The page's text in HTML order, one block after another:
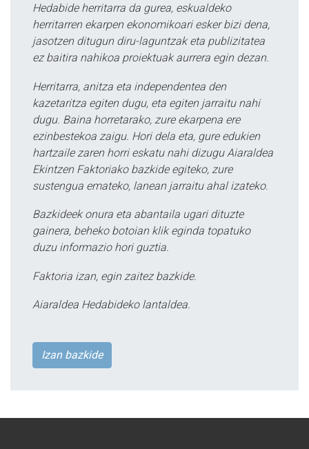
Hedabide herritarra da gurea, eskualdeko
herritarren ekarpen ekonomikoari esker bizi dena,
jasotzen ditugun diru-laguntzak eta publizitatea
ez baitira nahikoa proiektuak aurrera egin dezan.
Herritarra, anitza eta independentea den
kazetaritza egiten dugu, eta egiten jarraitu nahi
dugu. Baina horretarako, zure ekarpena ere
ezinbestekoa zaigu. Hori dela eta, gure edukien
hartzaile zaren horri eskatu nahi dizugu Aiaraldea
Ekintzen Faktoriako bazkide egiteko, zure
sustengua emateko, lanean jarraitu ahal izateko.
Bazkideek onura eta abantaila ugari dituzte
gainera, beheko botoian klik eginda topatuko
duzu informazio hori guztia.
Faktoria izan, egin zaitez bazkide.
Aiaraldea Hedabideko lantaldea.
Izan bazkide